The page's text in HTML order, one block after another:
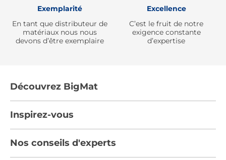
Exemplarité
En tant que distributeur de
matériaux nous nous
devons d’être exemplaire
Excellence
C’est le fruit de notre
exigence constante
d’expertise
Découvrez BigMat
Devenez adhérent
Inspirez-vous
Nos conseils d'experts